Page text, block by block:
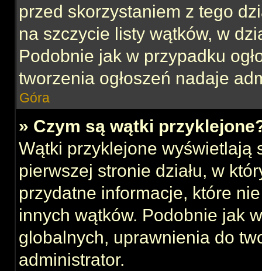
przed skorzystaniem z tego
na szczycie listy wątków, w
Podobnie jak w przypadku
tworzenia ogłoszeń nadaje
Góra
» Czym są wątki
Wątki przyklejone wyświetlają
pierwszej stronie działu, w
przydatne informacje, które
innych wątków. Podobnie jak
globalnych, uprawnienia do
administrator.